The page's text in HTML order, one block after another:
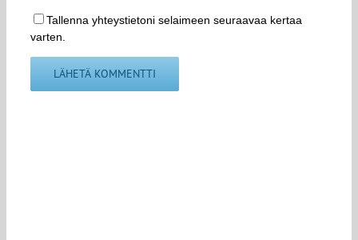
Tallenna yhteystietoni selaimeen seuraavaa kertaa
varten.